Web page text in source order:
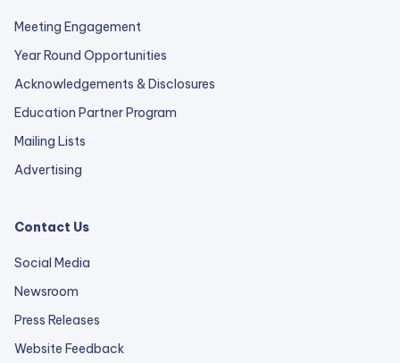
Meeting Engagement
Year Round Opportunities
Acknowledgements & Disclosures
Education Partner Program
Mailing Lists
Advertising
Contact Us
Social Media
Newsroom
Press Releases
Website Feedbackexternal